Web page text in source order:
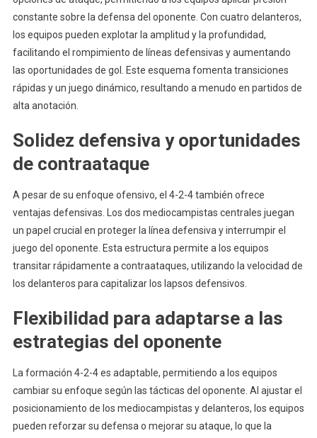
constante sobre la defensa del oponente. Con cuatro delanteros,
los equipos pueden explotar la amplitud y la profundidad,
facilitando el rompimiento de líneas defensivas y aumentando
las oportunidades de gol. Este esquema fomenta transiciones
rápidas y un juego dinámico, resultando a menudo en partidos de
alta anotación.
Solidez defensiva y oportunidades
de contraataque
A pesar de su enfoque ofensivo, el 4-2-4 también ofrece
ventajas defensivas. Los dos mediocampistas centrales juegan
un papel crucial en proteger la línea defensiva y interrumpir el
juego del oponente. Esta estructura permite a los equipos
transitar rápidamente a contraataques, utilizando la velocidad de
los delanteros para capitalizar los lapsos defensivos.
Flexibilidad para adaptarse a las
estrategias del oponente
La formación 4-2-4 es adaptable, permitiendo a los equipos
cambiar su enfoque según las tácticas del oponente. Al ajustar el
posicionamiento de los mediocampistas y delanteros, los equipos
pueden reforzar su defensa o mejorar su ataque, lo que la